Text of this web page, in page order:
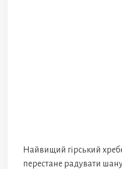
Найвищий гірський
перестане радувати